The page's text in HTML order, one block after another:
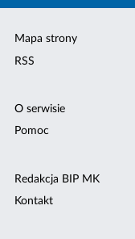
Mapa strony
RSS
O serwisie
Pomoc
Redakcja BIP MK
Kontakt